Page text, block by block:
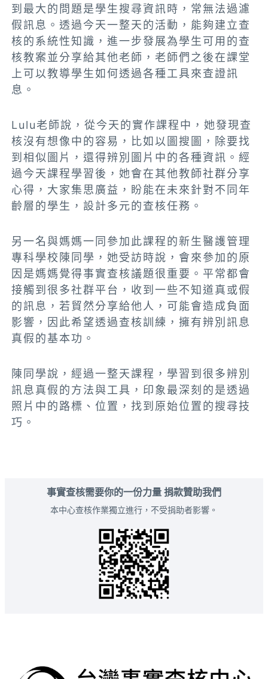
到最大的問題是學生搜尋資訊時，常無法過濾
假訊息。透過今天一整天的活動，能夠建立查
核的系統性知識，進一步發展為學生可用的查
核教案並分享給其他老師，老師們之後在課堂
上可以教導學生如何透過各種工具來查證訊
息。
Lulu老師說，從今天的實作課程中，她發現查
核沒有想像中的容易，比如以圖搜圖，除要找
到相似圖片，還得辨別圖片中的各種資訊。經
過今天課程學習後，她會在其他教師社群分享
心得，大家集思廣益，盼能在未來針對不同年
齡層的學生，設計多元的查核任務。
另一名與媽媽一同參加此課程的新生醫護管理
專科學校陳同學 ，她受訪時說，會來參加的原
因是媽媽覺得事實查核議題很重要。平常都會
接觸到很多社群平台，收到一些不知道真或假
的訊息，若貿然分享給他人，可能會造成負面
影響，因此希望透過查核訓練，擁有辨別訊息
真假的基本功。
陳同學說，經過一整天課程，學習到很多辨別
訊息真假的方法與工具，印象最深刻的是透過
照片中的路標、位置，找到原始位置的搜尋技
巧。
事實查核需要你的一份力量 捐款贊助我們
本中心查核作業獨立進行，不受捐助者影響。